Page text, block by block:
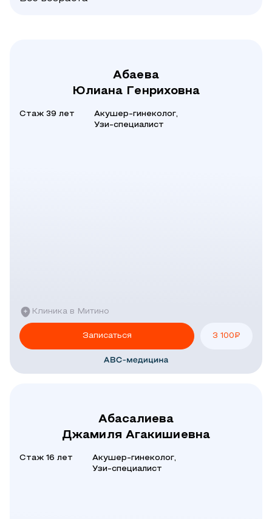
Абаева
Юлиана Генриховна
Стаж 39 лет
Акушер-гинеколог,
Узи-специалист
Клиника в Митино
Записаться 3 100₽
Абасалиева
Джамиля Агакишиевна
Стаж 16 лет
Акушер-гинеколог,
Узи-специалист